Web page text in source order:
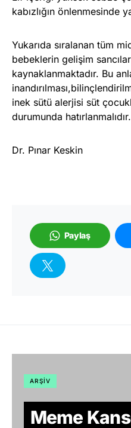
kabızlığın önlenmesinde
Yukarıda sıralanan tüm
bebeklerin gelişim
kaynaklanmaktadır. Bu
inek sütü alerjisi süt
durumunda hatırlanmalıdır.
Dr. Pınar Keskin
Paylaş
ARŞIV
Meme